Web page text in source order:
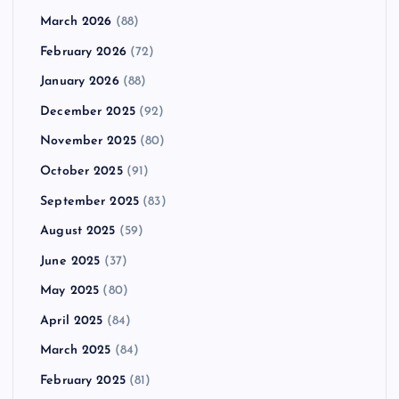
March 2026 (88)
February 2026(72)
January 2026(88)
December 2025(92)
November 2025(80)
October 2025(91)
September 2025 (83)
August 2025 (59)
June 2025 (37)
May 2025 (80)
April 2025 (84)
March 2025 (84)
February 2025(81)